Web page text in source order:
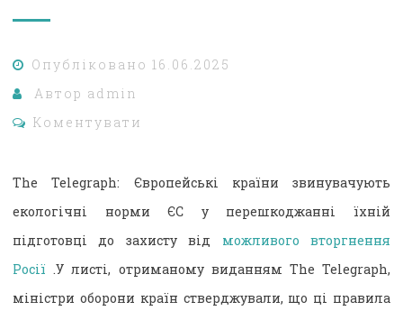
Опубліковано 16.06.2025
Автор admin
Коментувати
The Telegraph: Європейські країни звинувачують
екологічні норми ЄС у перешкоджанні їхній
підготовці до захисту від можливого вторгнення
Росії .У листі, отриманому виданням The Telegraph,
міністри оборони країн стверджували, що ці правила